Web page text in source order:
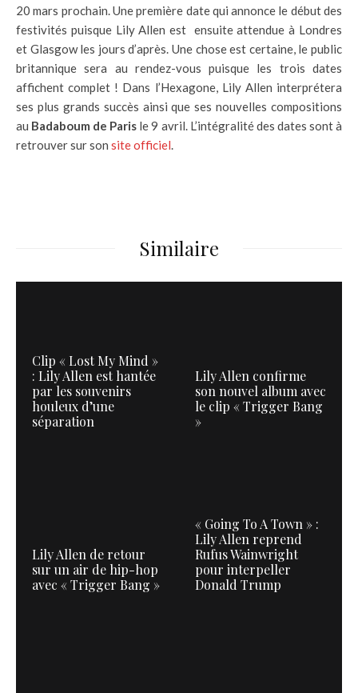
20 mars prochain. Une première date qui annonce le début des
festivités puisque Lily Allen est ensuite attendue à Londres
et Glasgow les jours d’après. Une chose est certaine, le public
britannique sera au rendez-vous puisque les trois dates
affichent complet ! Dans l’Hexagone, Lily Allen interprétera
ses plus grands succès ainsi que ses nouvelles compositions
au Badaboum de Paris le 9 avril. L’intégralité des dates sont à
retrouver sur son site officiel.
Similaire
Clip « Lost My Mind »
: Lily Allen est hantée
par les souvenirs
houleux d’une
séparation
Lily Allen confirme
son nouvel album avec
le clip « Trigger Bang
»
Lily Allen de retour
sur un air de hip-hop
avec « Trigger Bang »
« Going To A Town » :
Lily Allen reprend
Rufus Wainwright
pour interpeller
Donald Trump